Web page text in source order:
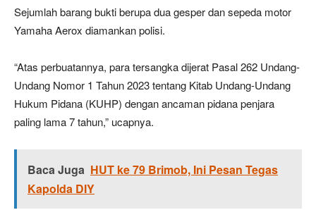
Sejumlah barang bukti berupa dua gesper dan sepeda motor
Yamaha Aerox diamankan polisi.
“Atas perbuatannya, para tersangka dijerat Pasal 262 Undang-
Undang Nomor 1 Tahun 2023 tentang Kitab Undang-Undang
Hukum Pidana (KUHP) dengan ancaman pidana penjara
paling lama 7 tahun,” ucapnya.
Baca Juga HUT ke 79 Brimob, Ini Pesan Tegas
Kapolda DIY